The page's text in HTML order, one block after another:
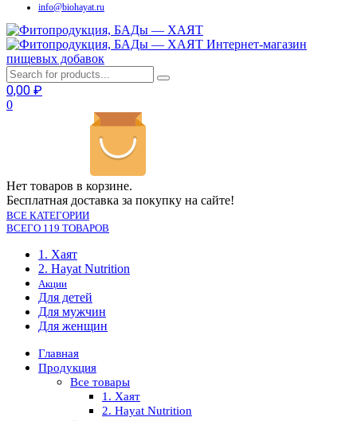
info@biohayat.ru
Интернет-магазин
пищевых добавок
0,00 ₽
0
Нет товаров в корзине.
Бесплатная доставка за покупку на сайте!
ВСЕ КАТЕГОРИИ
ВСЕГО 119 ТОВАРОВ
1. Хаят
2. Hayat Nutrition
Акции
Для детей
Для мужчин
Для женщин
Главная
Продукция
Все товары
1. Хаят
2. Hayat Nutrition